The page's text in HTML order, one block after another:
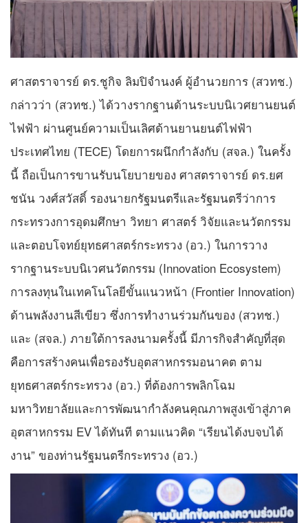
ศาสตราจารย์ ดร.ชูกิจ ลิมปิจำนงค์ ผู้อำนวยการ (สวทช.)
กล่าวว่า (สวทช.) ได้วางรากฐานด้านระบบนิเวศยานยนต์
ไฟฟ้า ผ่านศูนย์ความเป็นเลิศด้านยานยนต์ไฟฟ้า
ประเทศไทย (TECE) โดยการผนึกกำลังกับ (สจล.) ในครั้ง
นี้ ถือเป็นการขานรับนโยบายของ ศาสตราจารย์ ดร.ยศ
ชนัน วงศ์สวัสดิ์ รองนายกรัฐมนตรีและรัฐมนตรีว่าการ
กระทรวงการอุดมศึกษา วิทยา ศาสตร์ วิจัยและนวัตกรรม
และตอบโจทย์ยุทธศาสตร์กระทรวง (อว.) ในการวาง
รากฐานระบบนิเวศนวัตกรรม (Innovation Ecosystem)
การลงทุนในเทคโนโลยีขั้นแนวหน้า (Frontier Innovation)
ด้านพลังงานสีเขียว ซึ่งการทำงานร่วมกันของ (สวทช.)
และ (สจล.) ภายใต้การลงนามครั้งนี้ มีภารกิจสำคัญที่สุด
คือการสร้างคนเพื่อรองรับอุตสาหกรรมอนาคต ตาม
ยุทธศาสตร์กระทรวง (อว.) ที่ต้องการพลิกโฉม
มหาวิทยาลัยและการพัฒนากำลังคนคุณภาพสูงเข้าสู่ภาค
อุตสาหกรรม EV ได้ทันที ตามแนวคิด “เรียนได้งบจบได้
งาน” ของท่านรัฐมนตรีกระทรวง (อว.)